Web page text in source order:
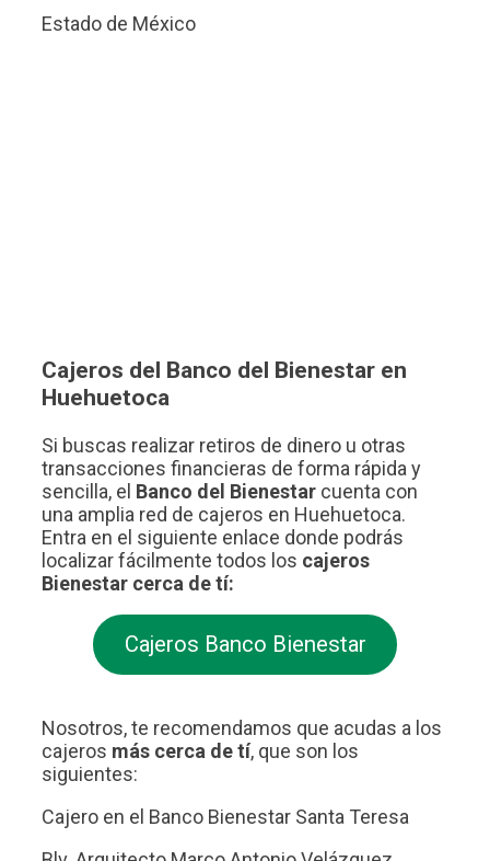
Estado de México
Cajeros del Banco del Bienestar en
Huehuetoca
Si buscas realizar retiros de dinero u otras
transacciones financieras de forma rápida y
sencilla, el Banco del Bienestar cuenta con
una amplia red de cajeros en Huehuetoca.
Entra en el siguiente enlace donde podrás
localizar fácilmente todos los cajeros
Bienestar cerca de tí:
Cajeros Banco Bienestar
Nosotros, te recomendamos que acudas a los
cajeros más cerca de tí, que son los
siguientes:
Cajero en el Banco Bienestar Santa Teresa